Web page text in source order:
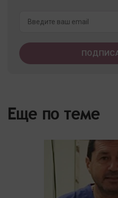
Еще по теме